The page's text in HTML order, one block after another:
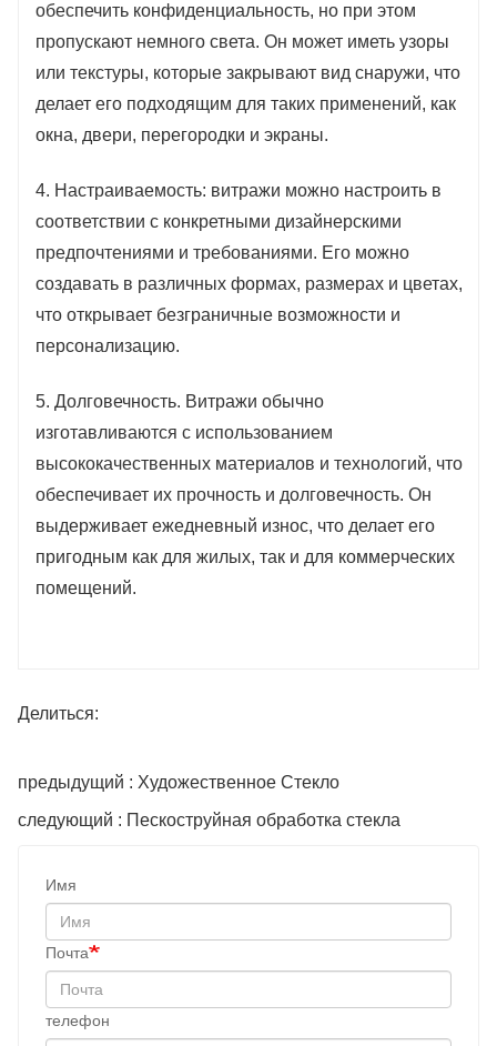
обеспечить конфиденциальность, но при этом
пропускают немного света. Он может иметь узоры
или текстуры, которые закрывают вид снаружи, что
делает его подходящим для таких применений, как
окна, двери, перегородки и экраны.
4. Настраиваемость: витражи можно настроить в
соответствии с конкретными дизайнерскими
предпочтениями и требованиями. Его можно
создавать в различных формах, размерах и цветах,
что открывает безграничные возможности и
персонализацию.
5. Долговечность. Витражи обычно
изготавливаются с использованием
высококачественных материалов и технологий, что
обеспечивает их прочность и долговечность. Он
выдерживает ежедневный износ, что делает его
пригодным как для жилых, так и для коммерческих
помещений.
Делиться:
предыдущий : Художественное Стекло
следующий : Пескоструйная обработка стекла
Имя
Почта
телефон